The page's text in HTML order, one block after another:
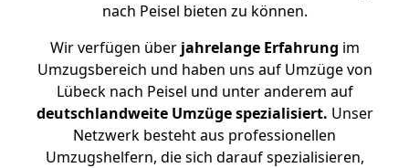
nach Peisel bieten zu können.
Wir verfügen überjahrelange Erfahrung im
Umzugsbereich und haben uns auf Umzüge von
Lübeck nach Peisel und unter anderem auf
deutschlandweite Umzüge spezialisiert. Unser
Netzwerk besteht aus professionellen
Umzugshelfern, die sich darauf spezialisieren,